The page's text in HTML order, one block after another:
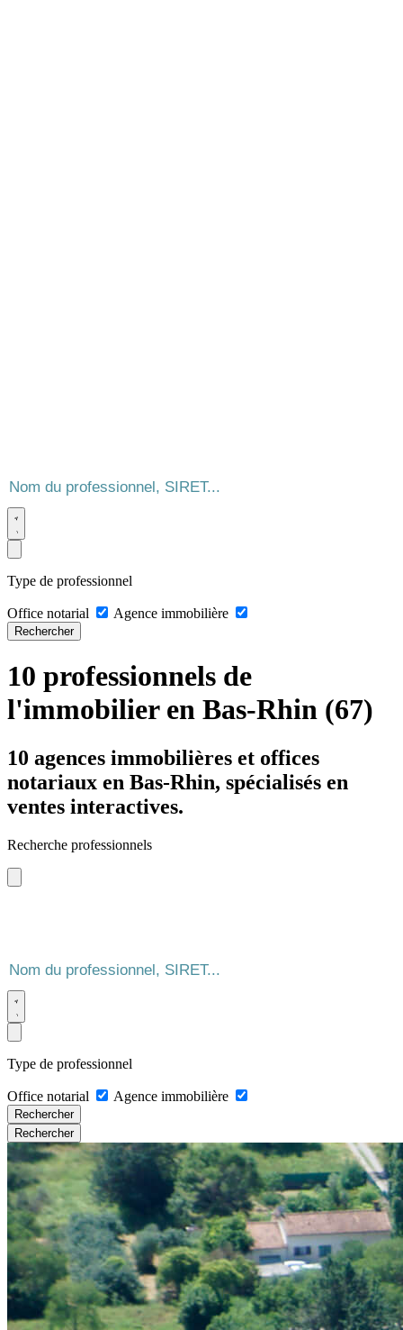
Type de professionnel
Office notarial Agence immobilière
Rechercher
10 professionnels de
l'immobilier en Bas-Rhin (67)
10 agences immobilières et offices
notariaux en Bas-Rhin, spécialisés en
ventes interactives.
Recherche professionnels
Type de professionnel
Office notarial Agence immobilière
Rechercher
Rechercher